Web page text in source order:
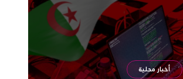
أخبار محلية